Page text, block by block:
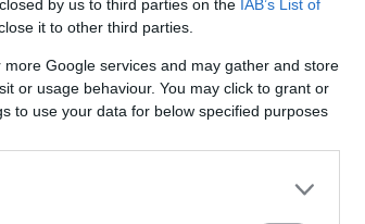
by us to third parties on the IAB’s List of
it to other third parties.
Google services and may gather and store
or usage behaviour. You may click to grant or
to use your data for below specified purposes
udowodnili swoją wartość.
rozgrywek, ale także znacząco przyczyniło